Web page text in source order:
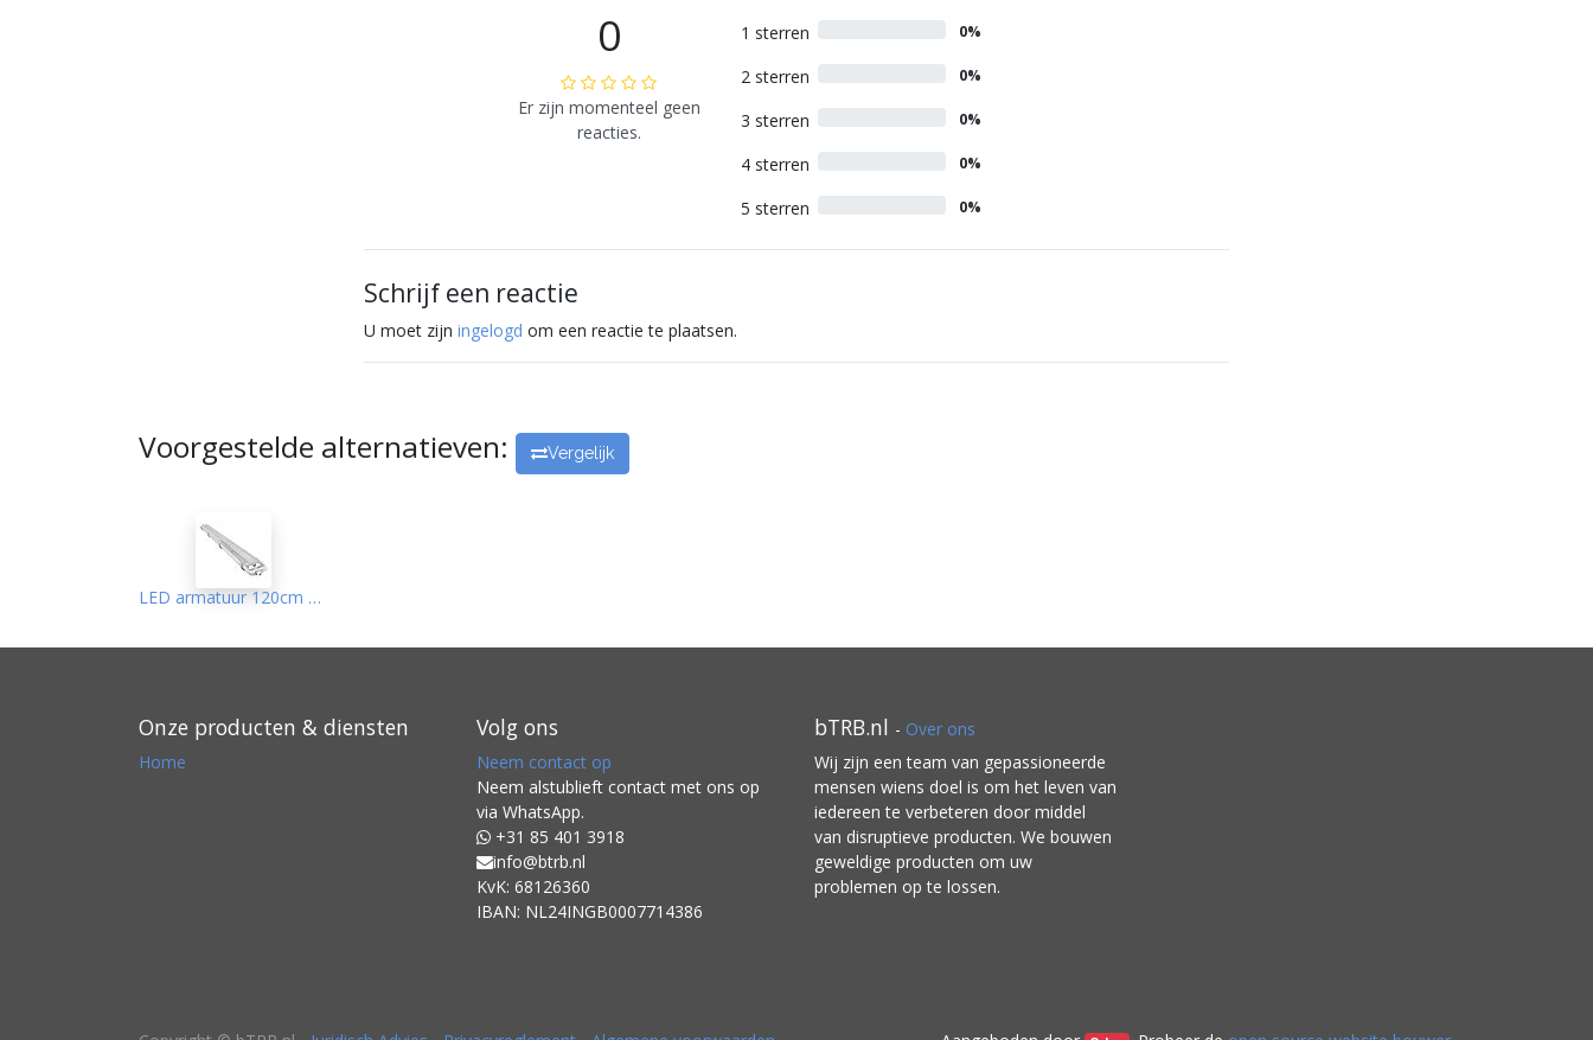
0
Er zijn momenteel geen
reacties.
1 sterren 0%
2 sterren 0%
3 sterren 0%
4 sterren 0%
5 sterren 0%
Schrijf een reactie
U moet zijn ingelogd om een reactie te plaatsen.
Voorgestelde alternatieven: Vergelijk
LED armatuur 120cm 36W Helder 4000K
Onze producten & diensten
Home
Volg ons
Neem contact op
Neem alstublieft contact met ons op
via WhatsApp.
+31 85 401 3918
info@btrb.nl
KvK: 68126360
IBAN: NL24INGB0007714386
bTRB.nl - Over ons
Wij zijn een team van gepassioneerde
mensen wiens doel is om het leven van
iedereen te verbeteren door middel
van disruptieve producten. We bouwen
geweldige producten om uw
problemen op te lossen.